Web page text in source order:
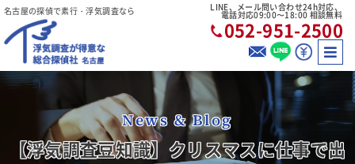
名古屋の探偵で素行・浮気調査なら LINE、メール問い合わせ24h対応、
電話対応09:00〜18:00 相談無料
052-951-2500
News & Blog
【浮気調査豆知識】クリスマスに仕事で出